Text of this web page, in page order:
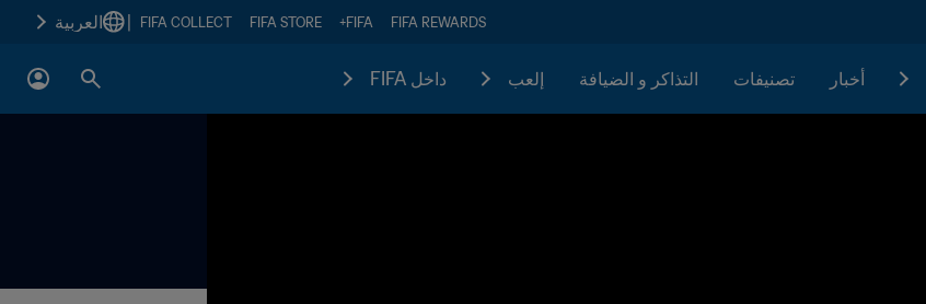
FIFA REWARDS
FIFA+
FIFA STORE
FIFA COLLECT العربية
أخبار تصنيفات التذاكر و الضيافة إلعب داخل FIFA